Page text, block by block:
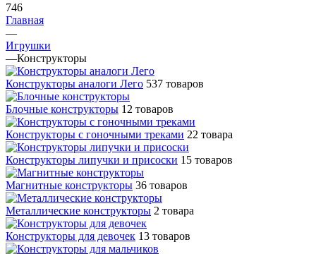
746
Главная
—
Игрушки
—Конструкторы
Конструкторы аналоги Лего 537 товаров
Блочные конструкторы 12 товаров
Конструкторы с гоночными треками 22 товара
Конструкторы липучки и присоски 15 товаров
Магнитные конструкторы 36 товаров
Металлические конструкторы 2 товара
Конструкторы для девочек 13 товаров